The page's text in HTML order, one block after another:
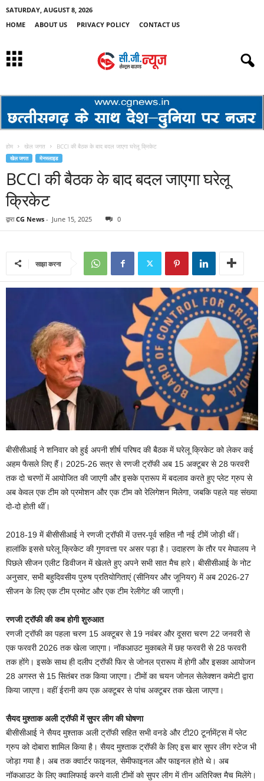
SATURDAY, AUGUST 8, 2026
HOME
ABOUT US PRIVACY POLICY CONTACT US
होम खेल जगत BCCI की बैठक के बाद बदल जाएगा घरेलू क्रिकेट
खेल जगत मेनस्लाइड
BCCI की बैठक के बाद बदल जाएगा घरेलू
क्रिकेट
द्वारा CG News - June 15, 2025 0
साझा करना
बीसीसीआई ने शनिवार को हुई अपनी शीर्ष परिषद की बैठक में घरेलू क्रिकेट को लेकर कई
अहम फैसले लिए हैं। 2025-26 सत्र से रणजी ट्रॉफी अब 15 अक्टूबर से 28 फरवरी
तक दो चरणों में आयोजित की जाएगी और इसके प्रारूप में बदलाव करते हुए प्लेट ग्रुप से
अब केवल एक टीम को प्रमोशन और एक टीम को रेलिगेशन मिलेगा, जबकि पहले यह संख्या
दो-दो होती थीं।
2018-19 में बीसीसीआई ने रणजी ट्रॉफी में उत्तर-पूर्व सहित नौ नई टीमें जोड़ी थीं।
हालांकि इससे घरेलू क्रिकेट की गुणवत्ता पर असर पड़ा है। उदाहरण के तौर पर मेघालय ने
पिछले सीजन एलीट डिवीजन में खेलते हुए अपने सभी सात मैच हारे। बीसीसीआई के नोट
अनुसार, सभी बहुदिवसीय पुरुष प्रतियोगिताएं (सीनियर और जूनियर) में अब 2026-27
सीजन के लिए एक टीम प्रमोट और एक टीम रेलीगेट की जाएगी।
रणजी ट्रॉफी की कब होगी शुरुआत
रणजी ट्रॉफी का पहला चरण 15 अक्टूबर से 19 नवंबर और दूसरा चरण 22 जनवरी से
एक फरवरी 2026 तक खेला जाएगा। नॉकआउट मुकाबले में छह फरवरी से 28 फरवरी
तक होंगे। इसके साथ ही दलीप ट्रॉफी फिर से जोनल प्रारूप में होगी और इसका आयोजन
28 अगस्त से 15 सितंबर तक किया जाएगा। टीमों का चयन जोनल सेलेक्शन कमेटी द्वारा
किया जाएगा। वहीं ईरानी कप एक अक्टूबर से पांच अक्टूबर तक खेला जाएगा।
सैयद मुश्ताक अली ट्रॉफी में सुपर लीग की घोषणा
बीसीसीआई ने सैयद मुश्ताक अली ट्रॉफी सहित सभी वनडे और टी20 टूर्नामेंट्स में प्लेट
ग्रुप को दोबारा शामिल किया है। सैयद मुश्ताक ट्रॉफी के लिए इस बार सुपर लीग स्टेज भी
जोड़ा गया है। अब तक क्वार्टर फाइनल, सेमीफाइनल और फाइनल होते थे। अब
नॉकआउट के लिए क्वालिफाई करने वाली टीमों को सुपर लीग में तीन अतिरिक्त मैच मिलेंगे।